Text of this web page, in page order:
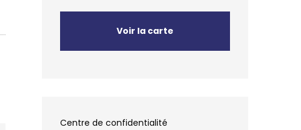
Voir la carte
Centre de confidentialité